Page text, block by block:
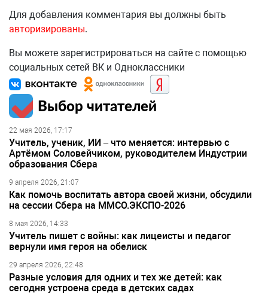
Для добавления комментария вы должны быть
авторизированы.
Вы можете зарегистрироваться на сайте с помощью
социальных сетей ВК и Одноклассники
Выбор читателей
22 мая 2026, 17:17
Учитель, ученик, ИИ – что меняется: интервью с
Артёмом Соловейчиком, руководителем Индустрии
образования Сбера
9 апреля 2026, 21:07
Как помочь воспитать автора своей жизни, обсудили
на сессии Сбера на ММСО.ЭКСПО-2026
8 мая 2026, 14:33
Учитель пишет с войны: как лицеисты и педагог
вернули имя героя на обелиск
29 апреля 2026, 22:48
Разные условия для одних и тех же детей: как
сегодня устроена среда в детских садах